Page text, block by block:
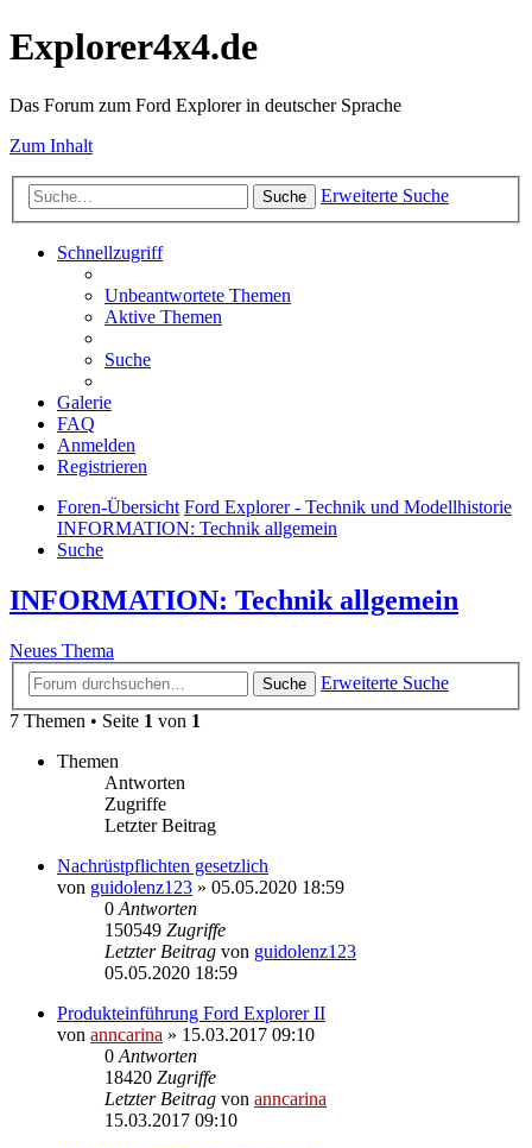
Explorer4x4.de
Das Forum zum Ford Explorer in deutscher Sprache
Zum Inhalt
Suche Erweiterte Suche
Schnellzugriff
Unbeantwortete Themen
Aktive Themen
Suche
Galerie
FAQ
Anmelden
Registrieren
Foren-Übersicht Ford Explorer - Technik und Modellhistorie
INFORMATION: Technik allgemein
Suche
INFORMATION: Technik allgemein
Neues Thema
Suche
Erweiterte Suche
7 Themen • Seite 1 von 1
Themen
Antworten
Zugriffe
Letzter Beitrag
Nachrüstpflichten gesetzlich
von guidolenz123 » 05.05.2020 18:59
0 Antworten
150549 Zugriffe
Letzter Beitrag von guidolenz123
05.05.2020 18:59
Produkteinführung Ford Explorer II
von anncarina » 15.03.2017 09:10
0 Antworten
18420 Zugriffe
Letzter Beitrag von anncarina
15.03.2017 09:10